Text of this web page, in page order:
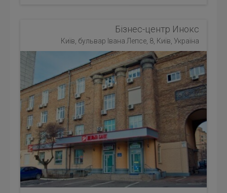
Бізнес-центр Инокс
Київ, бульвар Івана Лепсе, 8, Київ, Україна